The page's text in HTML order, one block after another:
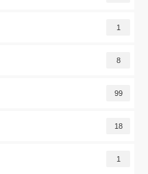
1
8
99
18
1